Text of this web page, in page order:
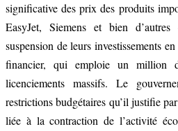
significative des prix des produits
EasyJet, Siemens et bien
suspension de leurs investissements
financier, qui emploie un million
licenciements massifs. Le
restrictions budgétaires qu’il justifie
liée à la contraction de l’activité